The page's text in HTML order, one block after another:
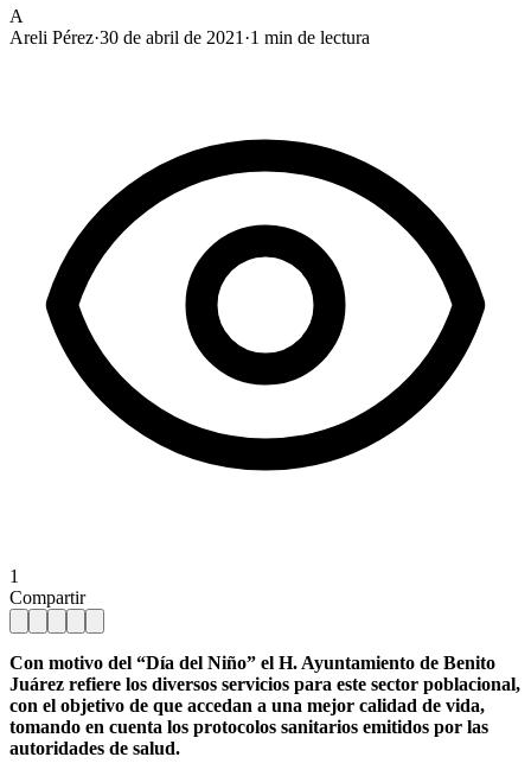
A
Areli Pérez·30 de abril de 2021 ·1 min de lectura
1
Compartir
Con motivo del “Día del Niño” el H. Ayuntamiento de Benito
Juárez refiere los diversos servicios para este sector poblacional,
con el objetivo de que accedan a una mejor calidad de vida,
tomando en cuenta los protocolos sanitarios emitidos por las
autoridades de salud.